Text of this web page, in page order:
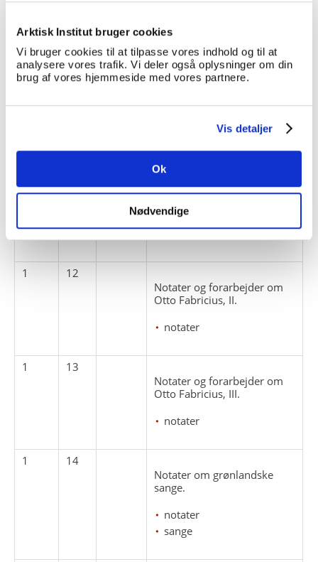
Arktisk Institut bruger cookies
Vi bruger cookies til at tilpasse vores indhold og til at
analysere vores trafik. Vi deler også oplysninger om din
brug af vores hjemmeside med vores partnere.
Vis detaljer
Ok
Nødvendige
notater
Foredrag om Otto Fabricius
(2. ekspl.) og kronik om Otto
Fabricius, Berlingske
Notater og forarbejder om
Otto Fabricius, I.
notater
1
12
Notater og forarbejder om
Otto Fabricius, II.
notater
1
13
Notater og forarbejder om
Otto Fabricius, III.
notater
1
14
Notater om grønlandske
sange.
notater
sange